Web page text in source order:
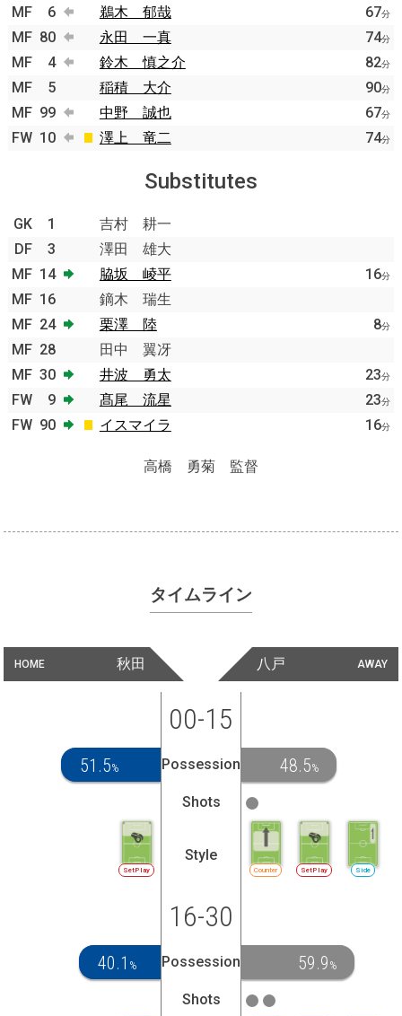
MF 6 鵜木 郁哉 67分
MF 80 永田 一真 74分
MF 4 鈴木 慎之介 82分
MF 5 稲積 大介 90分
MF 99 中野 誠也 67分
FW 10 澤上 竜二 74分
Substitutes
GK 1
吉村 耕一
DF
3
澤田 雄大
MF 14 脇坂 崚平 16分
MF 16
鏑木 瑞生
MF 24 栗澤 陸 8分
MF 28
田中 翼冴
MF 30 井波 勇太 23分
FW 9 髙尾 流星 23分
FW 90 イスマイラ 16分
高橋 勇菊 監督
タイムライン
HOME 秋田 AWAY
八戸
00-15
51.5% Possession 48.5%
Shots
SetPlay
Style
Counter SetPlay Side
16-30
40.1 % Possession 59.9 %
Shots